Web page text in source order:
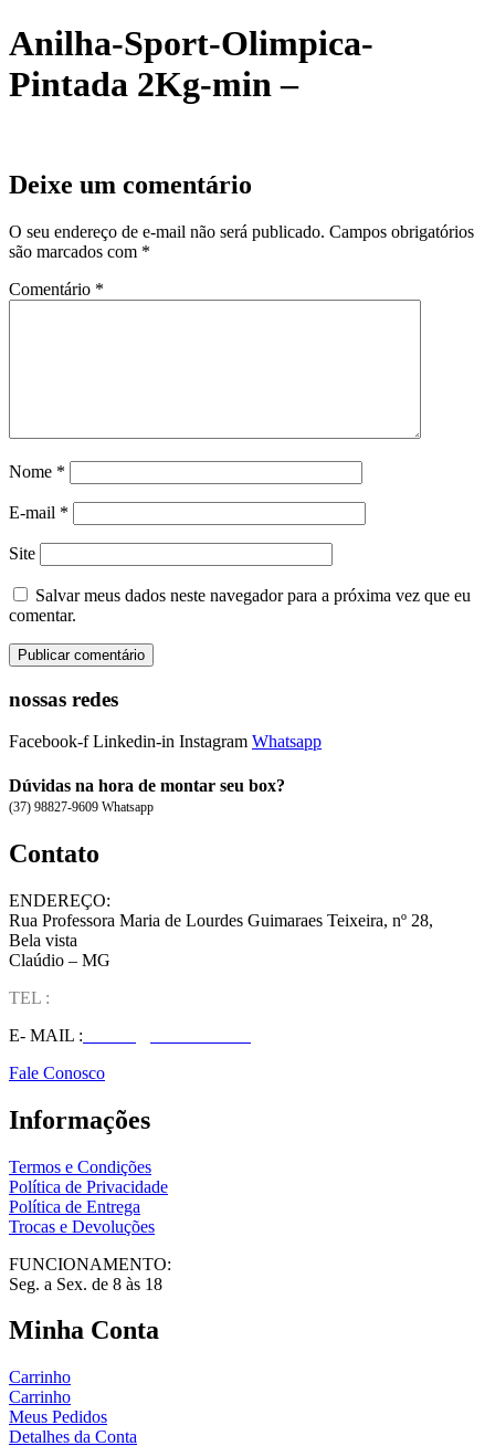
Anilha-Sport-Olimpica-
Pintada 2Kg-min –
Deixe um comentário
O seu endereço de e-mail não será publicado. Campos obrigatórios
são marcados com *
Comentário *
Nome *
E-mail *
Site
Salvar meus dados neste navegador para a próxima vez que eu
comentar.
nossas redes
Facebook-f Linkedin-in Instagram Whatsapp
Dúvidas na hora de montar seu box?
(37) 98827-9609 Whatsapp
Contato
ENDEREÇO:
Rua Professora Maria de Lourdes Guimaraes Teixeira, nº 28,
Bela vista
Claúdio – MG
TEL :
E- MAIL :
Fale Conosco
Informações
Termos e Condições
Política de Privacidade
Política de Entrega
Trocas e Devoluções
FUNCIONAMENTO:
Seg. a Sex. de 8 às 18
Minha Conta
Carrinho
Carrinho
Meus Pedidos
Detalhes da Conta